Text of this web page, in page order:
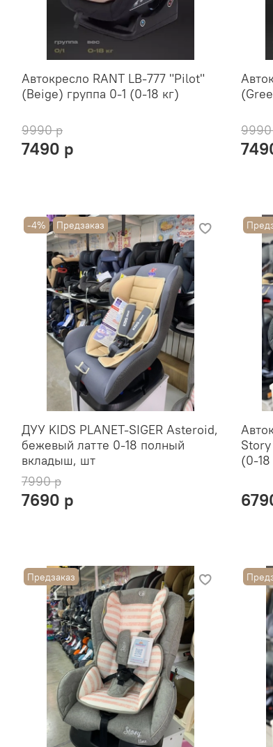
Автокресло RANT LB-777 "Pilot"
(Beige) группа 0-1 (0-18 кг)
9990 р
7490 р
-4% Предзаказ
ДУУ KIDS PLANET-SIGER Asteroid,
бежевый латте 0-18 полный
вкладыш, шт
7990 р
7690 р
(0-18
Предзаказ